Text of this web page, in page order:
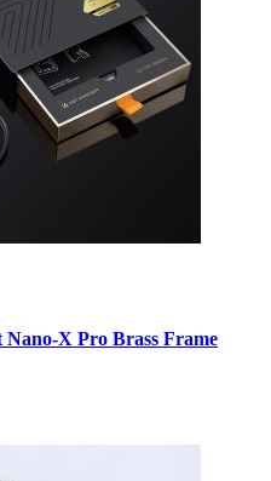
X Pro Brass Frame